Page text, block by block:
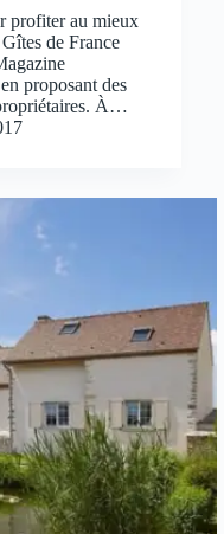
profiter au mieux
de France
proposant des
À…